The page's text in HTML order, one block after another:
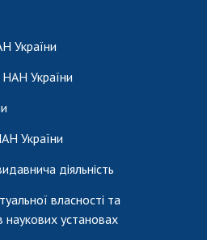
України
НАН України
України
діяльність
власності та
наукових установах